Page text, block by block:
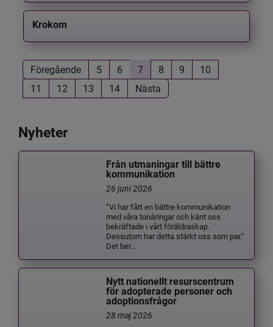
Krokom
Föregående 5 6 7 8 9
10
11
12 13 14 Nästa
Nyheter
Från utmaningar till bättre
kommunikation
26 juni 2026
”Vi har fått en bättre kommunikation
med våra tonåringar och känt oss
bekräftade i vårt föräldraskap.
Dessutom har detta stärkt oss som par.”
Det ber...
Nytt nationellt resurscentrum
för adopterade personer och
adoptionsfrågor
28 maj 2026